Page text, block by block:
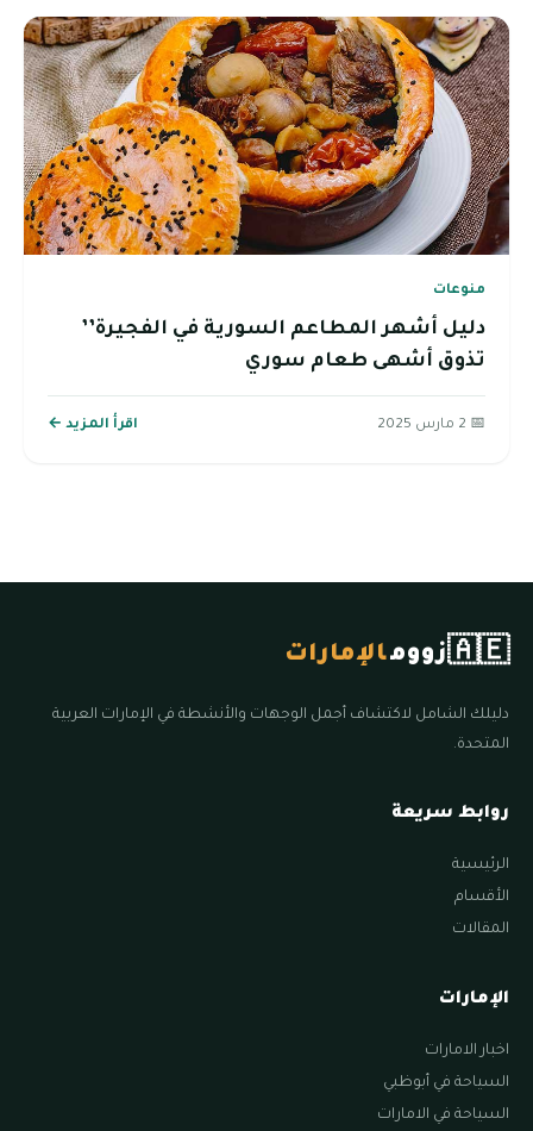
منوعات
دليل أشهر المطاعم السورية في الفجيرة’’
تذوق أشهى طعام سوري
📅 2 مارس 2025 اقرأ المزيد ←
🇦🇪زوومالإمارات
دليلك الشامل لاكتشاف أجمل الوجهات والأنشطة في الإمارات العربية
المتحدة.
روابط سريعة
الرئيسية
الأقسام
المقالات
الإمارات
اخبار الامارات
السياحة في أبوظبي
السياحة في الامارات